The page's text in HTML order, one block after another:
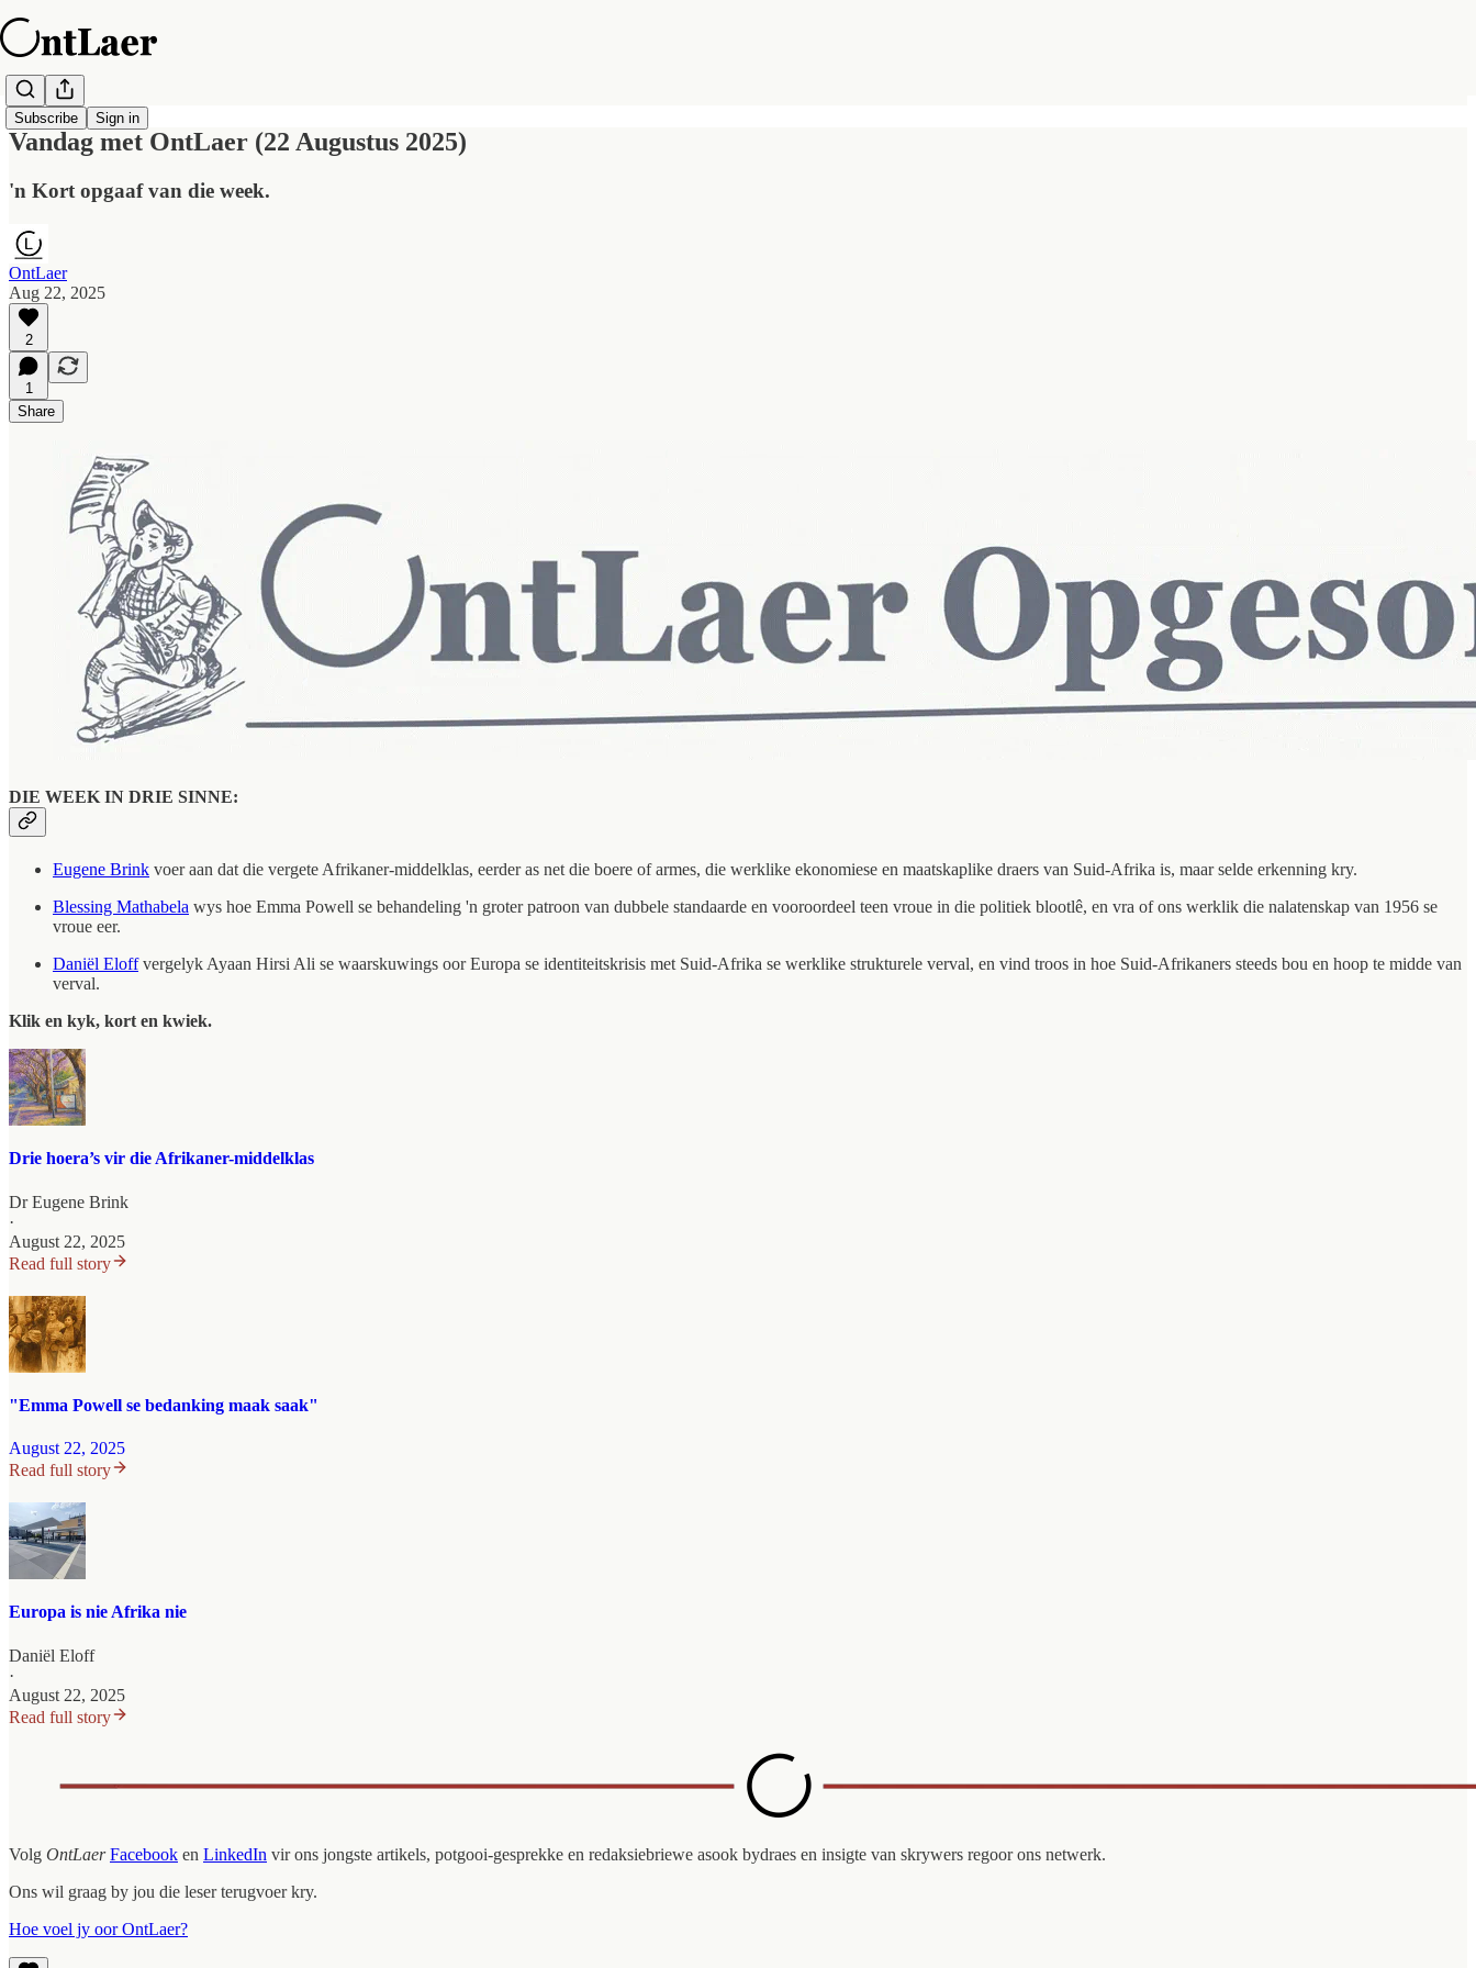
Subscribe Sign in
Vandag met OntLaer (22 Augustus 2025)
'n Kort opgaaf van die week.
OntLaer
Aug 22, 2025
2
1
Share
DIE WEEK IN DRIE SINNE:
Eugene Brink voer aan dat die vergete Afrikaner-middelklas, eerder as net die boere of armes, die werklike ekonomiese en maatskaplike draers van Suid-Afrika is, maar selde erkenning kry.
Blessing Mathabela wys hoe Emma Powell se behandeling 'n groter patroon van dubbele standaarde en vooroordeel teen vroue in die politiek blootlê, en vra of ons werklik die nalatenskap van 1956 se
vroue eer.
Daniël Eloffvergelyk Ayaan Hirsi Ali se waarskuwings oor Europa se identiteitskrisis met Suid-Afrika se werklike strukturele verval, en vind troos in hoe Suid-Afrikaners steeds bou en hoop te midde van
verval.
Klik en kyk, kort en kwiek.
Drie hoera’s vir die Afrikaner-middelklas
Dr Eugene Brink
·
August 22, 2025
Read full story
"Emma Powell se bedanking maak saak"
August 22, 2025
Read full story
Europa is nie Afrika nie
Daniël Eloff
·
August 22, 2025
Read full story
Volg OntLaer Facebook en LinkedIn vir ons jongste artikels, potgooi-gesprekke en redaksiebriewe asook bydraes en insigte van skrywers regoor ons netwerk.
Ons wil graag by jou die leser terugvoer kry.
Hoe voel jy oor OntLaer?